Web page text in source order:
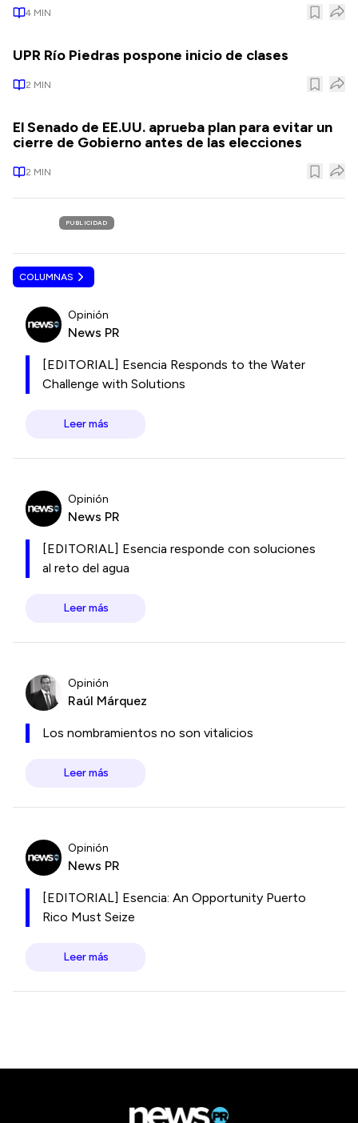
4 MIN
UPR Río Piedras pospone inicio de clases
2 MIN
El Senado de EE.UU. aprueba plan para evitar un
cierre de Gobierno antes de las elecciones
2 MIN
PUBLICIDAD
COLUMNAS
Opinión
News PR
[EDITORIAL] Esencia Responds to the Water
Challenge with Solutions
Leer más
Opinión
News PR
[EDITORIAL] Esencia responde con soluciones
al reto del agua
Leer más
Opinión
Raúl Márquez
Los nombramientos no son vitalicios
Leer más
Opinión
News PR
[EDITORIAL] Esencia: An Opportunity Puerto
Rico Must Seize
Leer más